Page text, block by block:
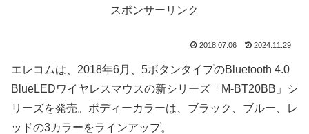
スポンサーリンク
2018.07.06 2024.11.29
エレコムは、2018年6月、5ボタンタイプのBluetooth 4.0
BlueLEDワイヤレスマウスの新シリーズ「M-BT20BB」シ
リーズを発売。ボディーカラーは、ブラック、ブルー、レ
ッドの3カラーをラインアップ。